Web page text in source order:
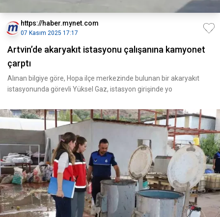
https://haber.mynet.com
07 Kasım 2025 17:17
Artvin’de akaryakıt istasyonu çalışanına kamyonet
çarptı
Alınan bilgiye göre, Hopa ilçe merkezinde bulunan bir akaryakıt
istasyonunda görevli Yüksel Gaz, istasyon girişinde yo